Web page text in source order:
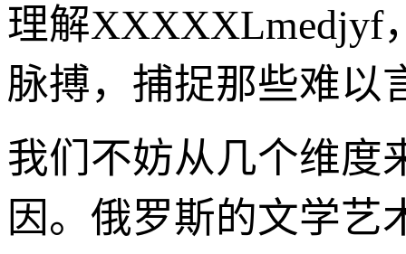
理解XXXXXLmedjyf
脉搏，捕捉那些难以
我们不妨从几个维度
因。俄罗斯的文学艺